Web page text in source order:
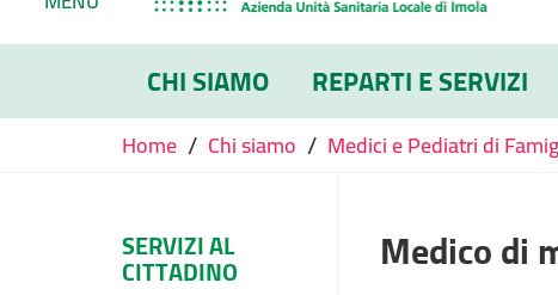
CHI SIAMO REPARTI E SERVIZI
Home / Chi siamo / Medici e Pediatri di
SERVIZI AL
CITTADINO Medico di